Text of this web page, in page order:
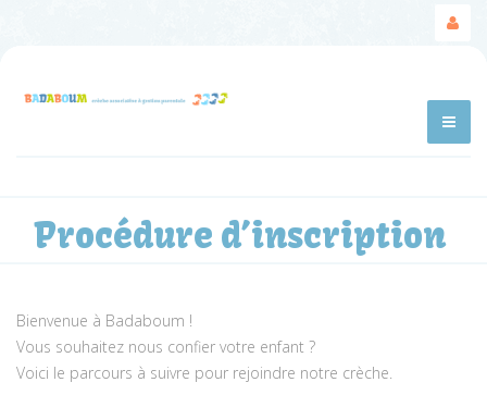
Procédure d’inscription
Bienvenue à Badaboum !
Vous souhaitez nous confier votre enfant ?
Voici le parcours à suivre pour rejoindre notre crèche.